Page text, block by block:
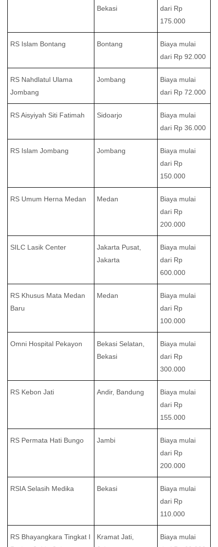
Bekasi
dari Rp
175.000
RS Islam Bontang Bontang
Biaya mulai
dari Rp 92.000
RS Nahdlatul Ulama
Jombang
Jombang
Biaya mulai
dari Rp 72.000
RS Aisyiyah Siti Fatimah Sidoarjo
Biaya mulai
dari Rp 36.000
RS Islam Jombang Jombang
Biaya mulai
dari Rp
150.000
RS Umum Herna Medan Medan
Biaya mulai
dari Rp
200.000
SILC Lasik Center
Jakarta Pusat,
Jakarta
Biaya mulai
dari Rp
600.000
RS Khusus Mata Medan
Baru
Medan
Biaya mulai
dari Rp
100.000
Omni Hospital Pekayon
Bekasi Selatan,
Bekasi
Biaya mulai
dari Rp
300.000
RS Kebon Jati Andir, Bandung
Biaya mulai
dari Rp
155.000
RS Permata Hati Bungo Jambi
Biaya mulai
dari Rp
200.000
RSIA Selasih Medika Bekasi
Biaya mulai
dari Rp
110.000
RS Bhayangkara Tingkat I
Kramat Jati,
Biaya mulai